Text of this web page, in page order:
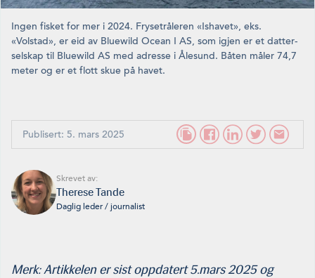
Ingen fisket for mer i 2024. Frysetråleren «Ishavet», eks.
«Volstad», er eid av Bluewild Ocean I AS, som igjen er et datter­
selskap til Bluewild AS med adresse i Ålesund. Båten måler 74,7
meter og er et flott skue på havet.
Publisert: 5. mars 2025
Skrevet av:
Therese Tande
Daglig leder / journalist
Merk: Artikkelen er sist oppdatert 5.mars 2025 og